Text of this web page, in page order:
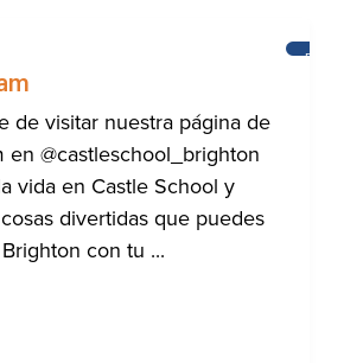
de visitar nuestra página de
en @castleschool_brighton
vida en Castle School y
divertidas que puedes
con tu ...